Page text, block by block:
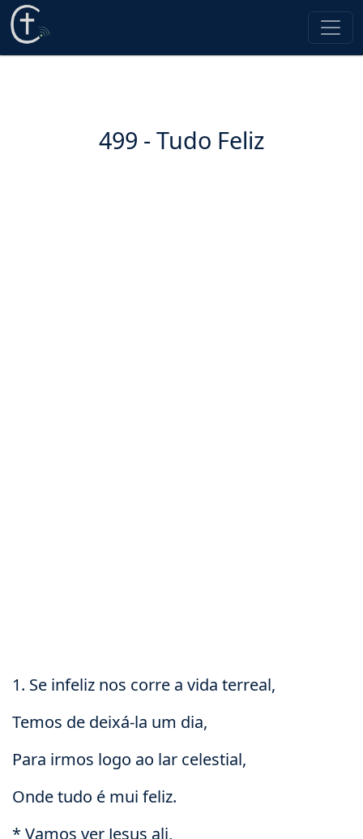
499 - Tudo Feliz
1. Se infeliz nos corre a vida terreal,
Temos de deixá-la um dia,
Para irmos logo ao lar celestial,
Onde tudo é mui feliz.
* Vamos ver Jesus ali,